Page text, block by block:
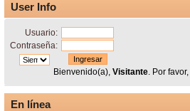
User Info
Usuario:
Contraseña:
Bienvenido(a), Visitante. Por favor,
En línea